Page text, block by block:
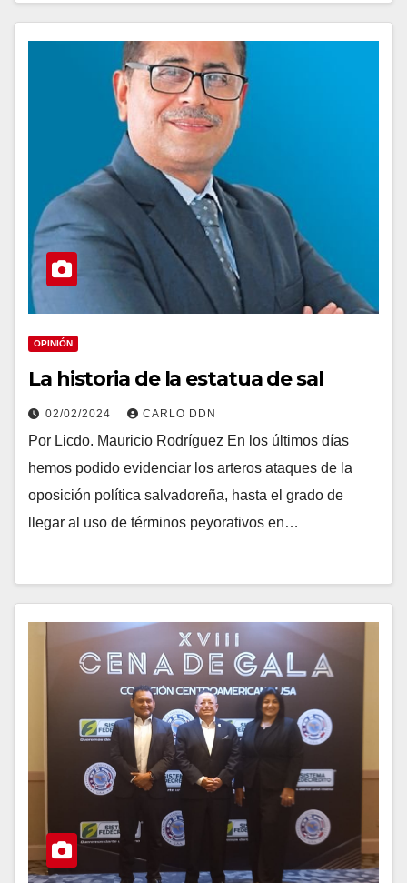
OPINIÓN
La historia de la estatua de sal
02/02/2024 CARLO DDN
Por Licdo. Mauricio Rodríguez En los últimos días
hemos podido evidenciar los arteros ataques de la
oposición política salvadoreña, hasta el grado de
llegar al uso de términos peyorativos en…